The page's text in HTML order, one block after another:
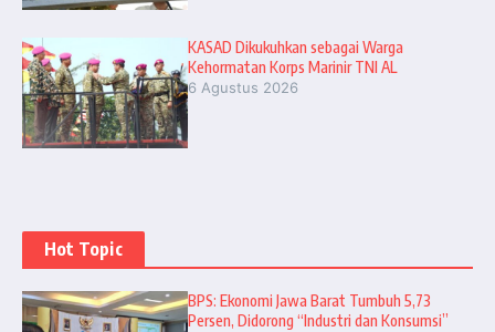
KASAD Dikukuhkan sebagai Warga
Kehormatan Korps Marinir TNI AL
6 Agustus 2026
Hot Topic
BPS: Ekonomi Jawa Barat Tumbuh 5,73
Persen, Didorong “Industri dan Konsumsi”